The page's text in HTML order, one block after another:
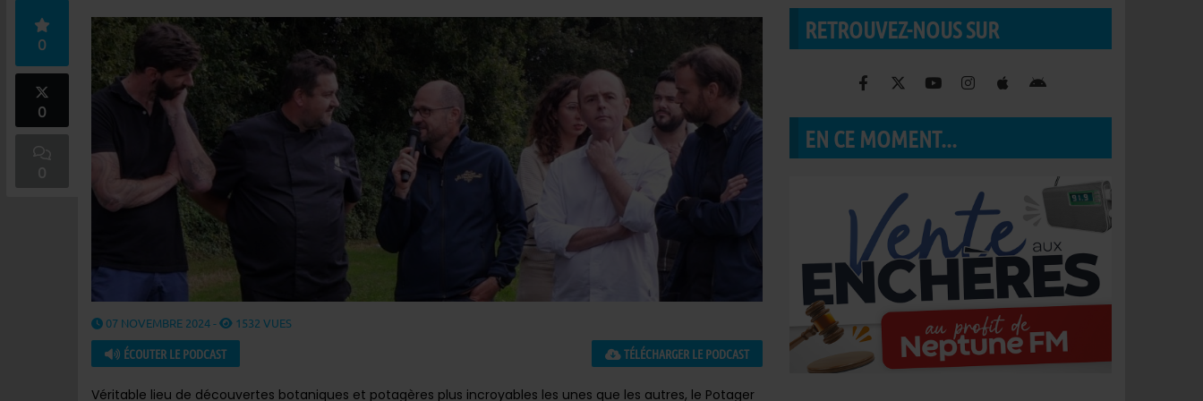
0
0
0
07 NOVEMBRE 2024 - 1532 VUES
ÉCOUTER LE PODCAST TÉLÉCHARGER LE PODCAST
Véritable lieu de découvertes botaniques et potagères plus incroyables les unes que les autres, le Potager
RETROUVEZ-NOUS SUR
EN CE MOMENT...